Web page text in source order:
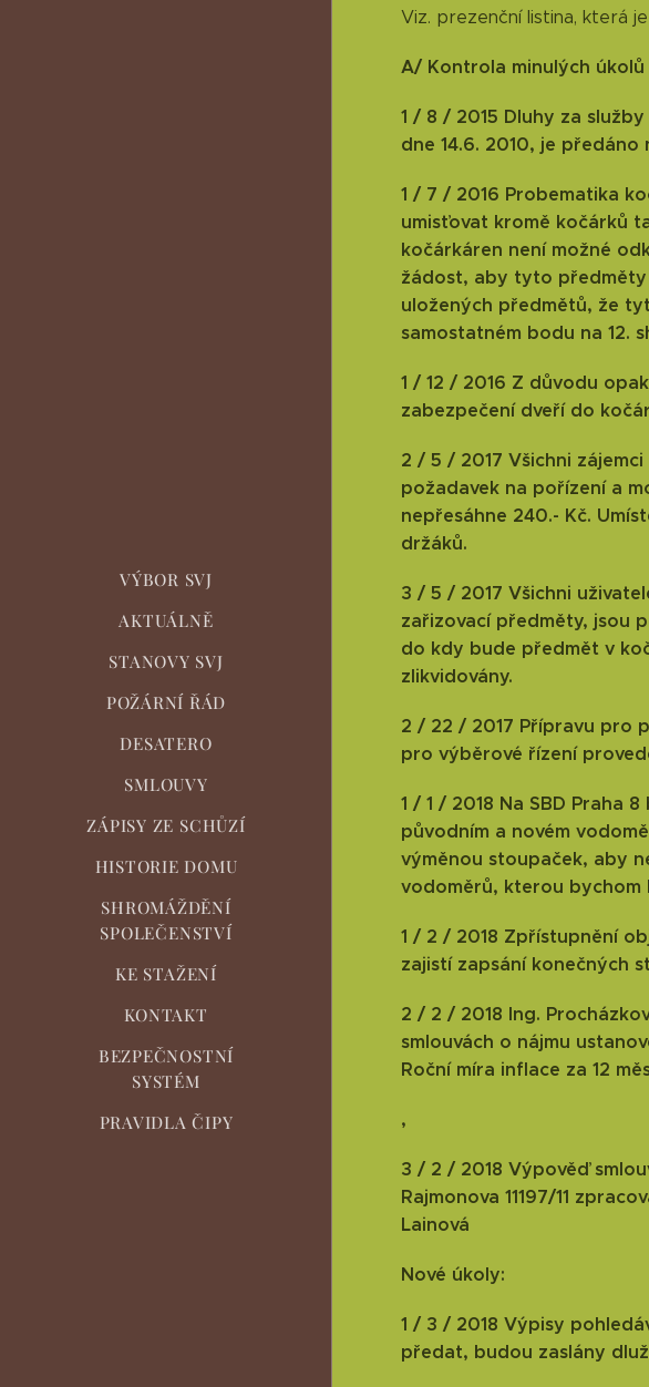
VÝBOR SVJ
AKTUÁLNĚ
STANOVY SVJ
POŽÁRNÍ ŘÁD
DESATERO
SMLOUVY
ZÁPISY ZE SCHŮZÍ
HISTORIE DOMU
SHROMÁŽDĚNÍ
SPOLEČENSTVÍ
KE STAŽENÍ
KONTAKT
BEZPEČNOSTNÍ
SYSTÉM
PRAVIDLA ČIPY
Viz. prezenční listina, která
A/ Kontrola minulých úkolů
1 / 8 / 2015 Dluhy za
dne 14.6. 2010, je
1 / 7 / 2016 Probematika
umisťovat kromě kočárků
kočárkáren není možné
žádost, aby tyto předměty
uložených předmětů, že
samostatném bodu na 12.
1 / 12 / 2016 Z důvodu
zabezpečení dveří do
2 / 5 / 2017 Všichni
požadavek na pořízení a
nepřesáhne 240.- Kč.
držáků.
3 / 5 / 2017 Všichni
zařizovací předměty, jsou
do kdy bude předmět v
zlikvidovány.
2 / 22 / 2017 Přípravu pro
pro výběrové řízení
1 / 1 / 2018 Na SBD Praha
původním a novém
výměnou stoupaček, aby
vodoměrů, kterou bychom
1 / 2 / 2018 Zpřístupnění
zajistí zapsání konečných
2 / 2 / 2018 Ing.
smlouvách o nájmu
Roční míra inflace za 12
,
3 / 2 / 2018 Výpověď
Rajmonova 11197/11
Lainová
Nové úkoly:
1 / 3 / 2018 Výpisy
předat, budou zaslány